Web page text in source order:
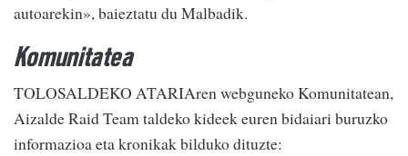
autoarekin», baieztatu du Malbadik.
Komunitatea
TOLOSALDEKO ATARIAren webguneko Komunitatean,
Aizalde Raid Team taldeko kideek euren bidaiari buruzko
informazioa eta kronikak bilduko dituzte: